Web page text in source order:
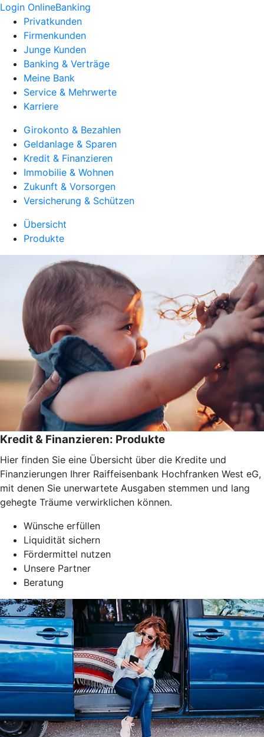
Login OnlineBanking
Privatkunden
Firmenkunden
Junge Kunden
Banking & Verträge
Meine Bank
Service & Mehrwerte
Karriere
Girokonto & Bezahlen
Geldanlage & Sparen
Kredit & Finanzieren
Immobilie & Wohnen
Zukunft & Vorsorgen
Versicherung & Schützen
Übersicht
Produkte
Kredit & Finanzieren: Produkte
Hier finden Sie eine Übersicht über die Kredite und
Finanzierungen Ihrer Raiffeisenbank Hochfranken West eG,
mit denen Sie unerwartete Ausgaben stemmen und lang
gehegte Träume verwirklichen können.
Wünsche erfüllen
Liquidität sichern
Fördermittel nutzen
Unsere Partner
Beratung